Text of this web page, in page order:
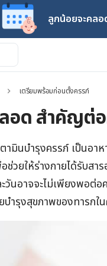
ลูกน้อยจะคลอ
เตรียมพร้อมก่อนตั้งครรภ์
อด สำคัญต่
มินบำรุงครรภ์ เป็นอ
วยให้ร่างกายได้รับสา
วันอาจจะไม่เพียงพอต่
ำรุงสุขภาพของทารกใ